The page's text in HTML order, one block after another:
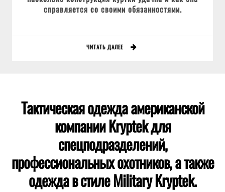
справляется со своими обязанностями.
ЧИТАТЬ ДАЛЕЕ
Тактическая одежда американской
компании Kryptek для
спецподразделений,
профессиональных охотников, а также
одежда в стиле Military Kryptek.